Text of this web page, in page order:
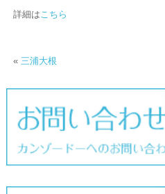
詳細はこちら
« 三浦大根